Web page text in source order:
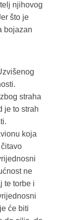
njihovog
što je
bojazan
straha
je to strah
koja
ne
te torbe i
će biti